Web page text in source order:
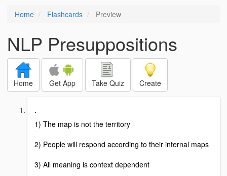
Home Flashcards Preview
NLP Presuppositions
Home Get App Take Quiz Create
.
1) The map is not the territory
2) People will respond according to their internal maps
3) All meaning is context dependent